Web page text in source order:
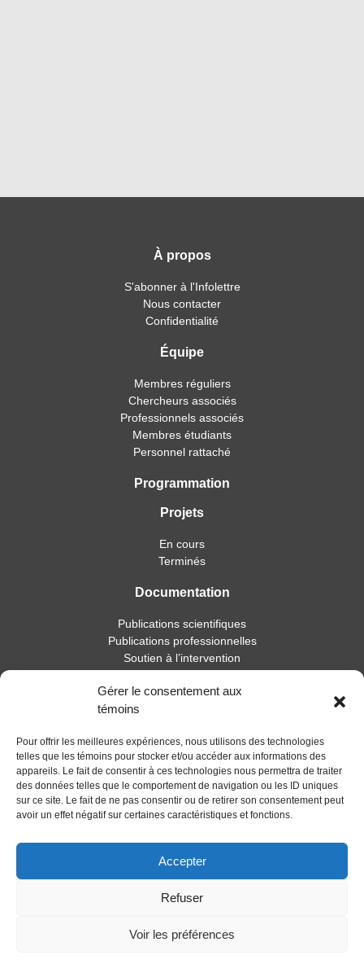
Gérer le consentement aux
témoins
Pour offrir les meilleures expériences, nous utilisons des technologies
telles que les témoins pour stocker et/ou accéder aux informations des
appareils. Le fait de consentir à ces technologies nous permettra de traiter
des données telles que le comportement de navigation ou les ID uniques
sur ce site. Le fait de ne pas consentir ou de retirer son consentement peut
avoir un effet négatif sur certaines caractéristiques et fonctions.
Accepter
Refuser
Voir les préférences
À propos
S'abonner à l'Infolettre
Nous contacter
Confidentialité
Équipe
Membres réguliers
Chercheurs associés
Professionnels associés
Membres étudiants
Personnel rattaché
Programmation
Projets
En cours
Terminés
Documentation
Publications scientifiques
Publications professionnelles
Soutien à l’intervention
Essais, mémoires et thèses
Notes de recherche
Blogue
Nouvelles